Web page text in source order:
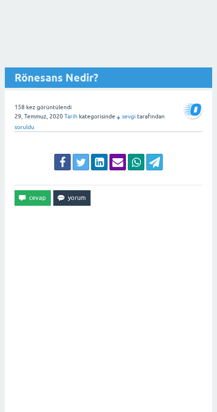
Rönesans Nedir?
158 kez görüntülendi
29, Temmuz, 2020 Tarih kategorisinde ♦ sevgi tarafından
soruldu